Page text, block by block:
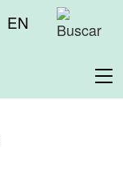
Menú
superior
EN